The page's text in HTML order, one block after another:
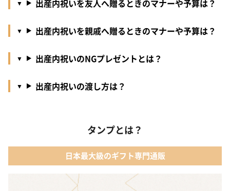
出産内祝いを友人へ贈るときのマナーや予算は？
出産内祝いを親戚へ贈るときのマナーや予算は？
出産内祝いのNGプレゼントとは？
出産内祝いの渡し方は？
タンプとは？
日本最大級のギフト専門通販